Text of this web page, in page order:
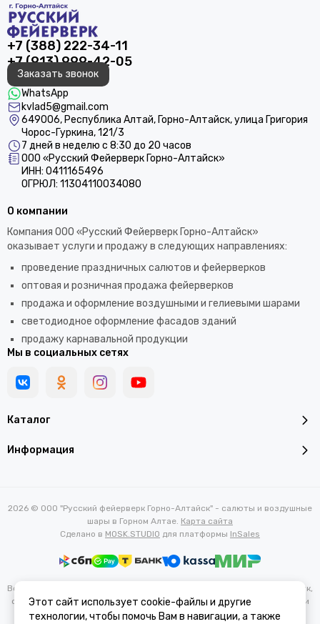
+7 (388) 222-34-11
+7 (913) 999-42-05
Заказать звонок
WhatsApp
kvlad5@gmail.com
649006, Республика Алтай, Горно-Алтайск, улица Григория
Чорос-Гуркина, 121/3
7 дней в неделю с 8:30 до 20 часов
ООО «Русский Фейерверк Горно-Алтайск»
ИНН: 0411165496
ОГРЮЛ: 11304110034080
Каталог
Информация
О компании
Компания ООО «Русский Фейерверк Горно-Алтайск»
оказывает услуги и продажу в следующих направлениях:
проведение праздничных салютов и фейерверков
оптовая и розничная продажа фейерверков
продажа и оформление воздушными и гелиевыми шарами
светодиодное оформление фасадов зданий
продажу карнавальной продукции
Мы в социальных сетях
2026 © ООО "Русский фейерверк Горно-Алтайск" - салюты и воздушные
шары в Горном Алтае. Карта сайта
Сделано в MOSK.STUDIO для платформы InSales
Вся представленная на сайте информация, касающаяся характеристик,
стоимости товаров и услуг, носит информационный характер и ни при
каких условиях не является публичной офертой, определяемой
Этот сайт использует cookie-файлы и другие
технологии, чтобы помочь Вам в навигации, а также